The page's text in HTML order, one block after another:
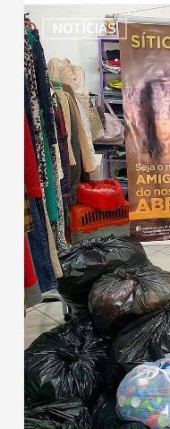
NOTÍCIAS
Uniodonto
Santa
Catarina
promove
ação
que
beneficia
animais
abandonados